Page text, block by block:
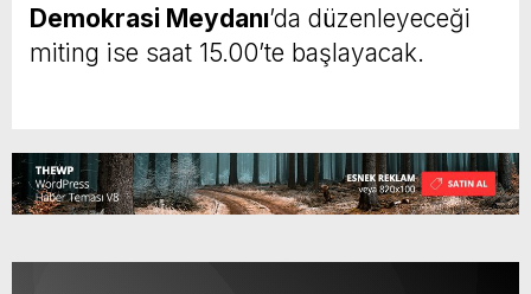
Demokrasi Meydanı’da düzenleyeceği
miting ise saat 15.00’te başlayacak.